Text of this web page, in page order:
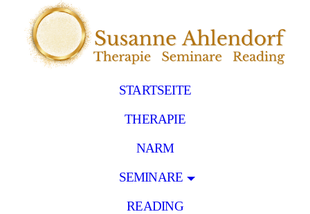
STARTSEITE
THERAPIE
NARM
SEMINARE
READING